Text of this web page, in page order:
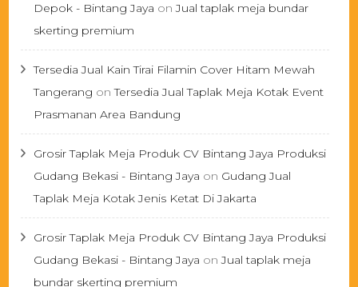
Depok - Bintang Jaya onJual taplak meja bundar
skerting premium
Tersedia Jual Kain Tirai Filamin Cover Hitam Mewah
Tangerang onTersedia Jual Taplak Meja Kotak Event
Prasmanan Area Bandung
Grosir Taplak Meja Produk CV Bintang Jaya Produksi
Gudang Bekasi - Bintang Jaya on Gudang Jual
Taplak Meja Kotak Jenis Ketat Di Jakarta
Grosir Taplak Meja Produk CV Bintang Jaya Produksi
Gudang Bekasi - Bintang Jaya onJual taplak meja
bundar skerting premium